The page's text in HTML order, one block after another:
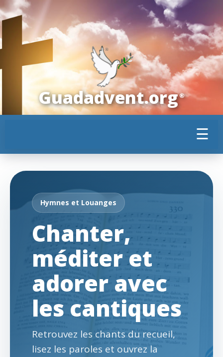
Guadadvent.org®
☰
Hymnes et Louanges
Chanter,
méditer et
adorer avec
les cantiques
Retrouvez les chants du recueil,
lisez les paroles et ouvrez la